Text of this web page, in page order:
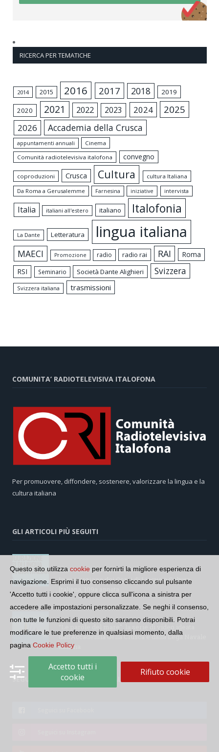
RICERCA PER TEMATICHE
2014 2015 2016 2017 2018 2019
2020 2021 2022 2023 2024 2025
2026 Accademia della Crusca
appuntamenti annuali
Cinema
Comunità radiotelevisiva italofona
convegno
coproduzioni Crusca Cultura
cultura Italiana
Da Roma a Gerusalemme
Farnesina iniziative intervista
Italia italiani all'estero italiano Italofonia
La Dante Letteratura lingua italiana
MAECI Promozione radio radio rai RAI
Roma
RSI
Seminario Società Dante Alighieri Svizzera
Svizzera italiana trasmissioni
COMUNITA’ RADIOTELEVISIVA ITALOFONA
Per promuovere, diffondere, sostenere, valorizzare la lingua e la
cultura italiana
GLI ARTICOLI PIÙ SEGUITI
Università per Stranieri di Siena –
Inaugurazione dei Corsi di Lingua e Cultura
dall’Accademia della Crusca e dalla Lega Navale
italiana
SEGUI LA COMUNITÀ SUI SOCIAL
Questo sito utilizza cookie per fornirti la migliore esperienza di
navigazione. Esprimi il tuo consenso cliccando sul pulsante
'Accetto tutti i cookie', oppure clicca sull'icona a sinistra per
accedere alle impostazioni personalizzate. Se neghi il consenso,
non tutte le funzioni di questo sito saranno disponibili. Potrai
modificare le tue preferenze in qualsiasi momento, dalla
pagina Cookie Policy
Accetto tutti i
cookie
Rifiuto cookie